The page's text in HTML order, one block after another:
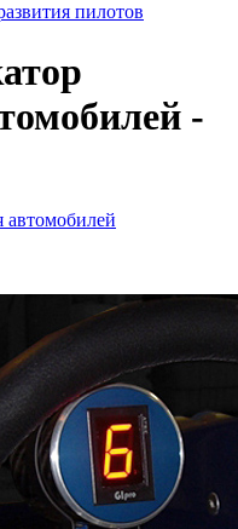
пилотов
-
автомобилей